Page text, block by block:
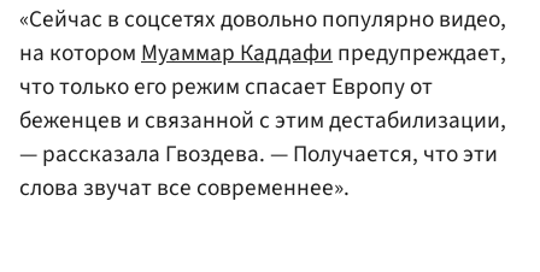
«Сейчас в соцсетях довольно популярно видео,
на которомМуаммар Каддафипредупреждает,
что только его режим спасает Европу от
беженцев и связанной с этим дестабилизации,
— рассказала Гвоздева. — Получается, что эти
слова звучат все современнее».